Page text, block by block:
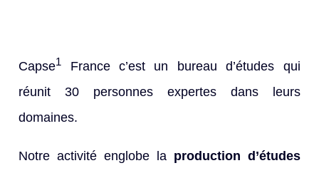
Capse1
France c’est un bureau d’études qui
réunit 30 personnes expertes dans leurs
domaines.
Notre activité englobe la production d’études